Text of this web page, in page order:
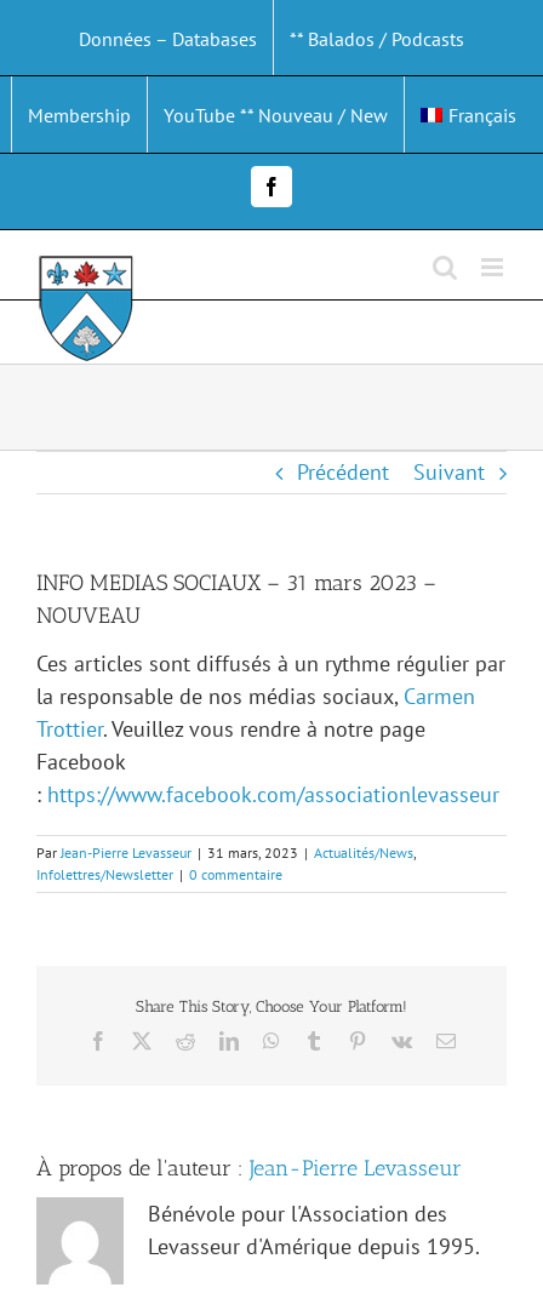
contenu
Données – Databases ** Balados / Podcasts
Membership YouTube ** Nouveau / New Français
Facebook
Précédent Suivant
INFO MEDIAS SOCIAUX – 31 mars 2023 –
NOUVEAU
Ces articles sont diffusés à un rythme régulier par
la responsable de nos médias sociaux, Carmen
Trottier. Veuillez vous rendre à notre page
Facebook
: https://www.facebook.com/associationlevasseur
ParJean-Pierre Levasseur | 31 mars, 2023 | Actualités/News,
Infolettres/Newsletter | 0 commentaire
Share This Story, Choose Your Platform!
Facebook RedditLinkedInWhatsApp
Tumblr Pinterest
Vk Email
À propos de l'auteur : Jean-Pierre Levasseur
Bénévole pour l'Association des
Levasseur d'Amérique depuis 1995.